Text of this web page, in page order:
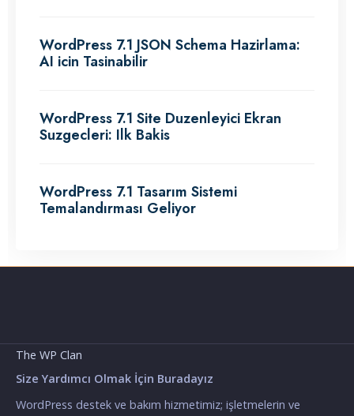
WordPress 7.1 JSON Schema Hazirlama:
AI icin Tasinabilir
WordPress 7.1 Site Duzenleyici Ekran
Suzgecleri: Ilk Bakis
WordPress 7.1 Tasarım Sistemi
Temalandırması Geliyor
The WP Clan
Size Yardımcı Olmak İçin Buradayız
WordPress destek ve bakım hizmetimiz; işletmelerin ve